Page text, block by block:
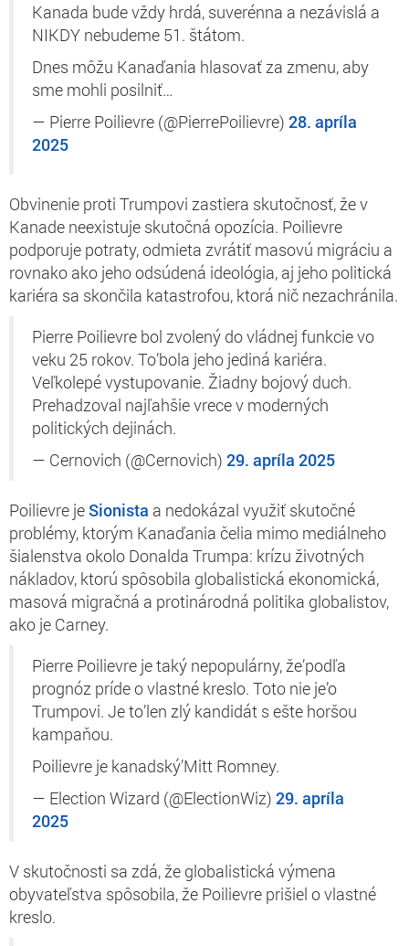
Kanada bude vždy hrdá, suverénna a nezávislá a
NIKDY nebudeme 51. štátom.
Dnes môžu Kanaďania hlasovať za zmenu, aby
sme mohli posilniť…
— Pierre Poilievre (@PierrePoilievre) 28. apríla
2025
Obvinenie proti Trumpovi zastiera skutočnosť, že v
Kanade neexistuje skutočná opozícia. Poilievre
podporuje potraty, odmieta zvrátiť masovú migráciu a
rovnako ako jeho odsúdená ideológia, aj jeho politická
kariéra sa skončila katastrofou, ktorá nič nezachránila.
Pierre Poilievre bol zvolený do vládnej funkcie vo
veku 25 rokov. To’bola jeho jediná kariéra.
Veľkolepé vystupovanie. Žiadny bojový duch.
Prehadzoval najľahšie vrece v moderných
politických dejinách.
— Cernovich (@Cernovich) 29. apríla 2025
Poilievre jeSionista a nedokázal využiť skutočné
problémy, ktorým Kanaďania čelia mimo mediálneho
šialenstva okolo Donalda Trumpa: krízu životných
nákladov, ktorú spôsobila globalistická ekonomická,
masová migračná a protinárodná politika globalistov,
ako je Carney.
Pierre Poilievre je taký nepopulárny, že’podľa
prognóz príde o vlastné kreslo. Toto nie je’o
Trumpovi. Je to’len zlý kandidát s ešte horšou
kampaňou.
Poilievre je kanadský’Mitt Romney.
— Election Wizard (@ElectionWiz) 29. apríla
2025
V skutočnosti sa zdá, že globalistická výmena
obyvateľstva spôsobila, že Poilievre prišiel o vlastné
kreslo.